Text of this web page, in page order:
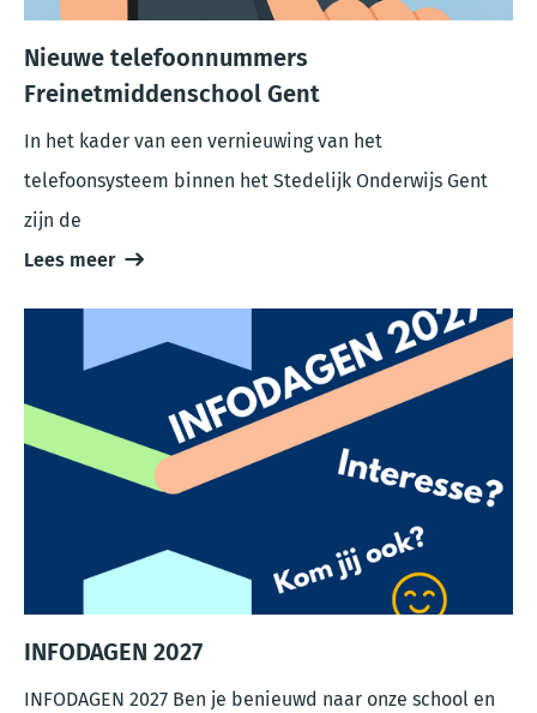
Nieuwe telefoonnummers
Freinetmiddenschool Gent
In het kader van een vernieuwing van het
telefoonsysteem binnen het Stedelijk Onderwijs Gent
zijn de
Lees meer
INFODAGEN 2027
INFODAGEN 2027 Ben je benieuwd naar onze school en